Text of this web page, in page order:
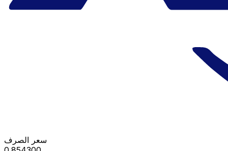
سعر الصرف